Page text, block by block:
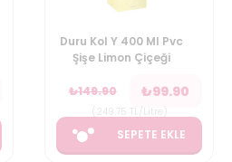
Duru Kol Y 400 Ml Pvc
Şişe Limon Çiçeği
₺149.90 ₺99.90
SEPETE EKLE